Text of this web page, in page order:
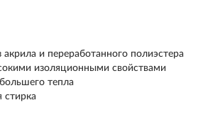
акрила и переработанного полиэстера
изоляционными свойствами
тепла
стирка